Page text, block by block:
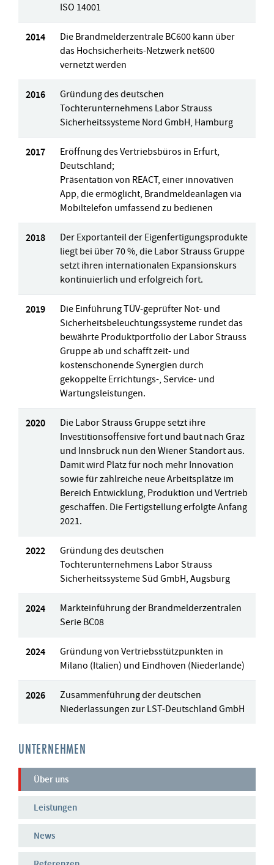
ISO 14001
2014
Die Brandmelderzentrale BC600 kann über
das Hochsicherheits-Netzwerk net600
vernetzt werden
2016
Gründung des deutschen
Tochterunternehmens Labor Strauss
Sicherheitssysteme Nord GmbH, Hamburg
2017
Eröffnung des Vertriebsbüros in Erfurt,
Deutschland;
Präsentation von REACT, einer innovativen
App, die ermöglicht, Brandmeldeanlagen via
Mobiltelefon umfassend zu bedienen
2018
Der Exportanteil der Eigenfertigungsprodukte
liegt bei über 70 %, die Labor Strauss Gruppe
setzt ihren internationalen Expansionskurs
kontinuierlich und erfolgreich fort.
2019
Die Einführung TÜV-geprüfter Not- und
Sicherheitsbeleuchtungssysteme rundet das
bewährte Produktportfolio der Labor Strauss
Gruppe ab und schafft zeit- und
kostenschonende Synergien durch
gekoppelte Errichtungs-, Service- und
Wartungsleistungen.
2020
Die Labor Strauss Gruppe setzt ihre
Investitionsoffensive fort und baut nach Graz
und Innsbruck nun den Wiener Standort aus.
Damit wird Platz für noch mehr Innovation
sowie für zahlreiche neue Arbeitsplätze im
Bereich Entwicklung, Produktion und Vertrieb
geschaffen. Die Fertigstellung erfolgte Anfang
2021.
2022
Gründung des deutschen
Tochterunternehmens Labor Strauss
Sicherheitssysteme Süd GmbH, Augsburg
2024
Markteinführung der Brandmelderzentralen
Serie BC08
2024
Gründung von Vertriebsstützpunkten in
Milano (Italien) und Eindhoven (Niederlande)
2026
Zusammenführung der deutschen
Niederlassungen zur LST-Deutschland GmbH
UNTERNEHMEN
Über uns
Leistungen
News